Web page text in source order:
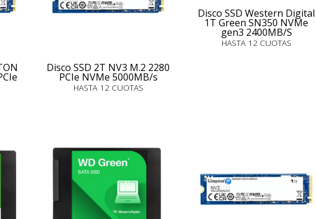
Disco SSD 2T NV3 M.2 2280
PCIe NVMe 5000MB/s
HASTA 12 CUOTAS
Disco SSD Western Digital
1T Green SN350 NVMe
gen3 2400MB/S
HASTA 12 CUOTAS